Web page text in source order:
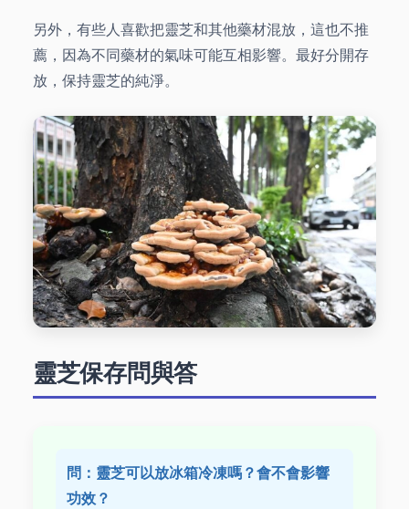
另外，有些人喜歡把靈芝和其他藥材混放，這也不推
薦，因為不同藥材的氣味可能互相影響。最好分開存
放，保持靈芝的純淨。
靈芝保存問與答
問：靈芝可以放冰箱冷凍嗎？會不會影響
功效？